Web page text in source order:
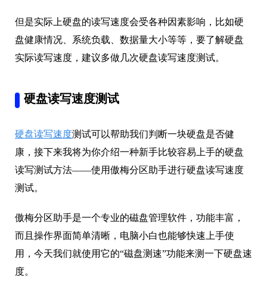
但是实际上硬盘的读写速度会受各种因素影响，比如硬
盘健康情况、系统负载、数据量大小等等，要了解硬盘
实际读写速度，建议多做几次硬盘读写速度测试。
硬盘读写速度测试
硬盘读写速度测试可以帮助我们判断一块硬盘是否健
康，接下来我将为你介绍一种新手比较容易上手的硬盘
读写测试方法——使用傲梅分区助手进行硬盘读写速度
测试。
傲梅分区助手是一个专业的磁盘管理软件，功能丰富，
而且操作界面简单清晰，电脑小白也能够快速上手使
用，今天我们就使用它的“磁盘测速”功能来测一下硬盘速
度。